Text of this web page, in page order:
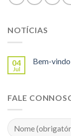
NOTÍCIAS
04
Jul
Bem-
FALE